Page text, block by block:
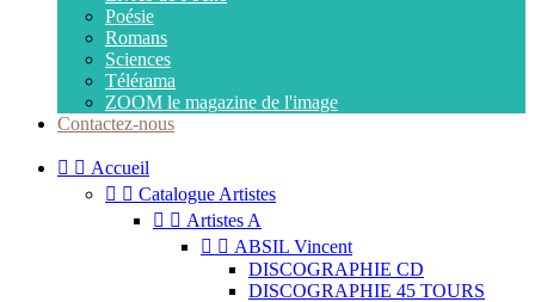
Poésie
Romans
Sciences
Télérama
ZOOM le magazine de l'image
Contactez-nous
  Accueil
  Catalogue Artistes
  Artistes A
  ABSIL Vincent
DISCOGRAPHIE CD
DISCOGRAPHIE 45 TOURS